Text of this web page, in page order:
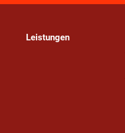
Leistungen